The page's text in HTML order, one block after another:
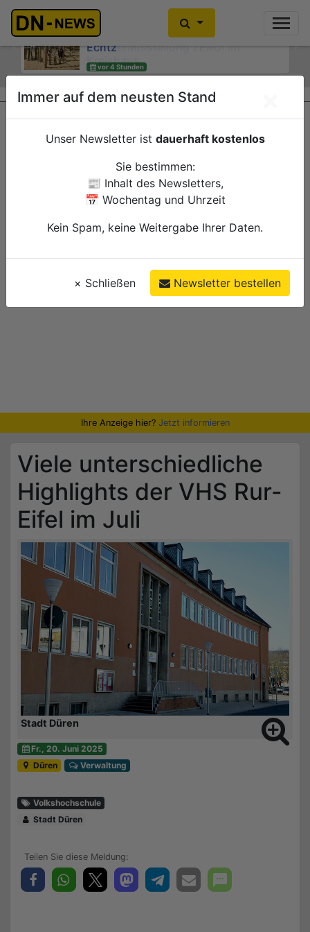
Kein Alkoholkonsum in der
Schwangerschaft: Interaktive
Wanderausstellung ZERO! im
Kreishaus
Düren
Verwaltung
Previous
Ihre Anzeige hier? Jetzt informieren
Viele unterschiedliche
Highlights der VHS Rur-
Eifel im Juli
Stadt Düren
Fr., 20. Juni 2025
Düren
Verwaltung
Volkshochschule
Stadt Düren
Immer auf dem neusten Stand
Unser Newsletter ist dauerhaft kostenlos
Sie bestimmen:
📰 Inhalt des Newsletters,
📅 Wochentag und Uhrzeit
Kein Spam, keine Weitergabe Ihrer Daten.
× Schließen Newsletter bestellen